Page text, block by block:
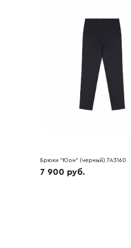
Брюки "Юон" (черный) 7A3160
7 900 руб.